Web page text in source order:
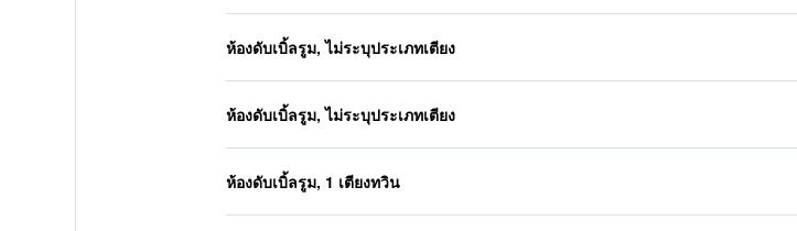
ห้องดับเบิ้ลรูม, ไม่ระบุประเภทเตียง
ห้องดับเบิ้ลรูม, ไม่ระบุประเภทเตียง
ห้องดับเบิ้ลรูม, 1 เตียงทวิน